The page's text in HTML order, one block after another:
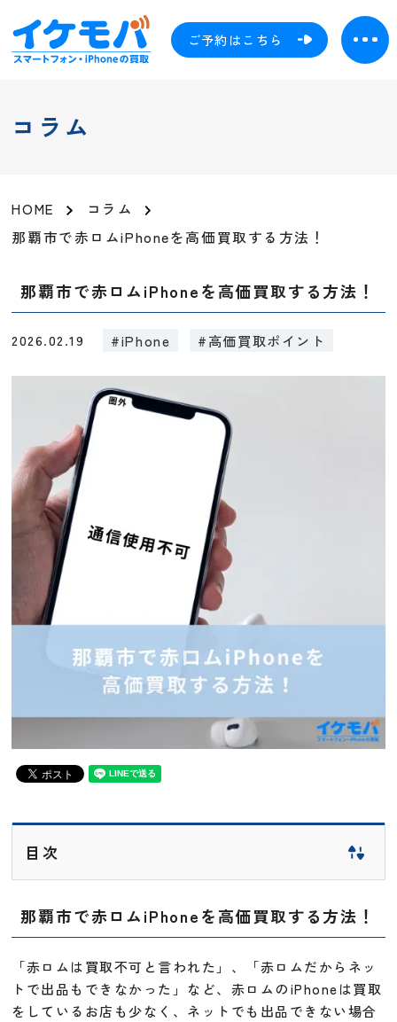
ご予約はこちら
コラム
HOME
コラム
那覇市で赤ロムiPhoneを高価買取する方法！
那覇市で赤ロムiPhoneを高価買取する方法！
2026.02.19 #iPhone #高価買取ポイント
目次
那覇市で赤ロムiPhoneを高価買取する方法！
「赤ロムは買取不可と言われた」、「赤ロムだからネッ
トで出品もできなかった」など、赤ロムのiPhoneは買取
をしているお店も少なく、ネットでも出品できない場合